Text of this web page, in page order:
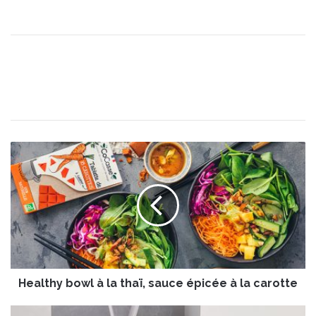
H
e
a
l
h
y
b
o
Healthy bowl à la thaï, sauce épicée à la carotte